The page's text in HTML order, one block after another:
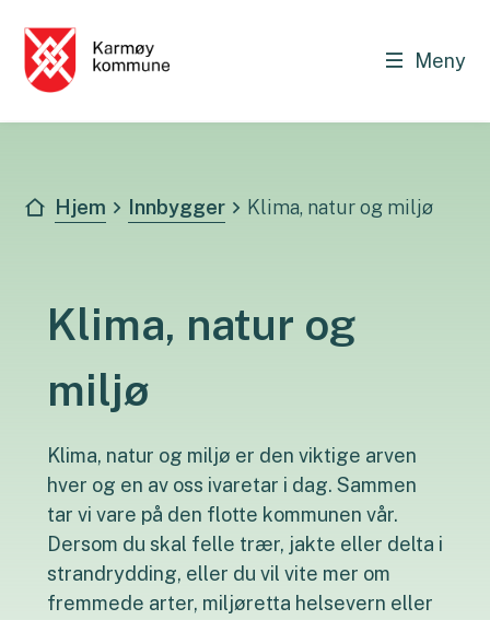
Meny
Du er her:
Hjem Innbygger Klima, natur og miljø
Klima, natur og
miljø
Klima, natur og miljø er den viktige arven
hver og en av oss ivaretar i dag. Sammen
tar vi vare på den flotte kommunen vår.
Dersom du skal felle trær, jakte eller delta i
strandrydding, eller du vil vite mer om
fremmede arter, miljøretta helsevern eller